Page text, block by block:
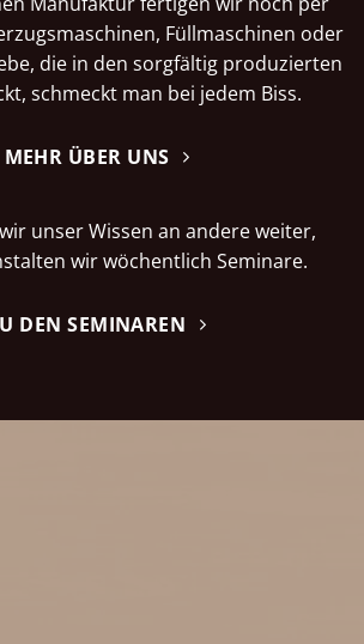
Füllmaschinen oder
die in den sorgfältig produzierten
schmeckt man bei jedem Biss.
MEHR ÜBER UNS
unser Wissen an andere weiter,
wir wöchentlich Seminare.
DEN SEMINAREN